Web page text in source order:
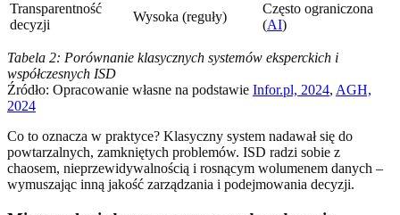
Transparentność
decyzji
Wysoka (reguły)
Często ograniczona
(AI)
Tabela 2: Porównanie klasycznych systemów eksperckich i
współczesnych ISD
Źródło: Opracowanie własne na podstawie Infor.pl, 2024, AGH,
2024
Co to oznacza w praktyce? Klasyczny system nadawał się do
powtarzalnych, zamkniętych problemów. ISD radzi sobie z
chaosem, nieprzewidywalnością i rosnącym wolumenem danych –
wymuszając inną jakość zarządzania i podejmowania decyzji.